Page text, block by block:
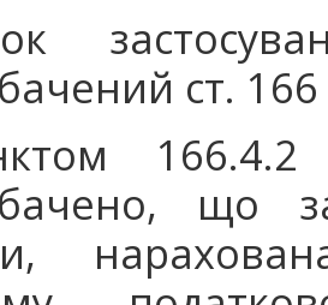
ст.
що